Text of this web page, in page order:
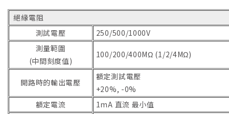
絕緣電阻
測試電壓
250/500/1000V
測量範圍
(中間刻度值)
100/200/400MΩ (1/2/4MΩ)
開路時的輸出電壓
額定測試電壓
+20%, -0%
額定電流
1mA 直流 最小值